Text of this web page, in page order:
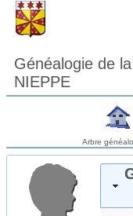
Généalogie de
NIEPPE
Arbre